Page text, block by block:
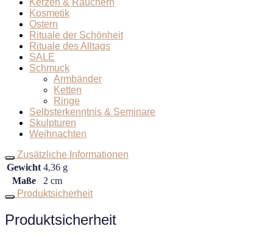
Kerzen & Räuchern
Kosmetik
Ostern
Rituale der Schönheit
Rituale des Alltags
SALE
Schmuck
Armbänder
Ketten
Ringe
Selbsterkenntnis & Seminare
Skulpturen
Weihnachten
Zusätzliche Informationen
Gewicht 4,36 g
Maße
2 cm
Produktsicherheit
Produktsicherheit